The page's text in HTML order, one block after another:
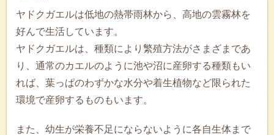
ヤドクガエルは低地の熱帯雨林から、高地の雲霧林を
好んで生活しています。
ヤドクガエルは、種類により繁殖方法がさまざまであ
り、通常のカエルのように池や沼に産卵する種類もい
れば、葉っぱのわずかな水分や着生植物など限られた
環境で産卵するものもいます。
また、幼生が栄養不足にならないように各自生体まで